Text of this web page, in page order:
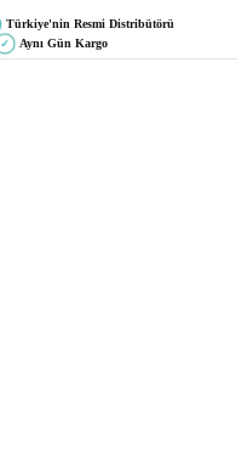
Türkiye'nin Resmi Distribütörü
✓ Aynı Gün Kargo